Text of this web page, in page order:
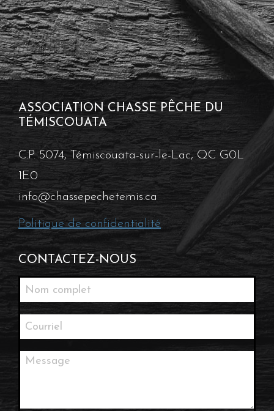
ASSOCIATION CHASSE PÊCHE DU
TÉMISCOUATA
C.P. 5074, Témiscouata-sur-le-Lac, QC G0L
1E0
info@chassepechetemis.ca
Politique de confidentialité
CONTACTEZ-NOUS
Contactez-
nous